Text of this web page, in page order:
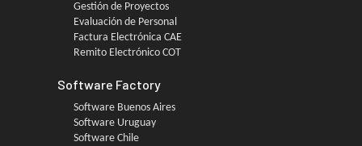
Gestión de Proyectos
Evaluación de Personal
Factura Electrónica CAE
Remito Electrónico COT
Software Factory
Software Buenos Aires
Software Uruguay
Software Chile